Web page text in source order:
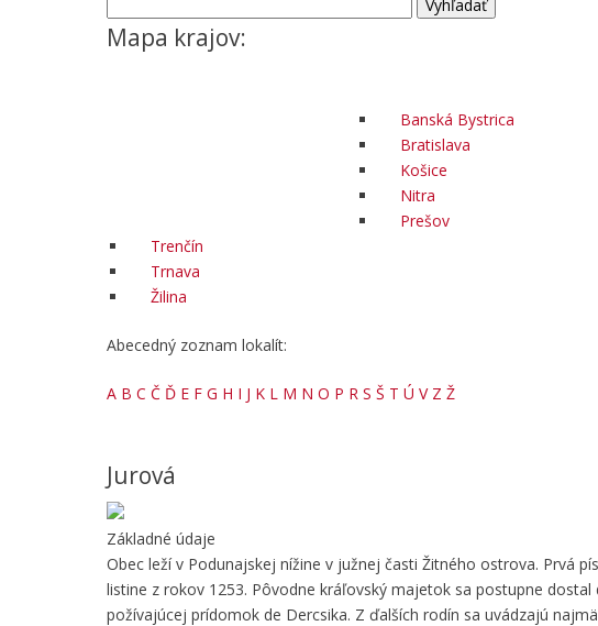
Mapa krajov:
Banská Bystrica
Bratislava
Košice
Nitra
Prešov
Trenčín
Trnava
Žilina
Abecedný zoznam lokalít:
A B C Č Ď E F G H I J K L M N O P R S Š T Ú V Z Ž
Jurová
Základné údaje
Obec leží v Podunajskej nížine v južnej časti Žitného ostrova. Prvá
listine z rokov 1253. Pôvodne kráľovský majetok sa postupne
požívajúcej prídomok de Dercsika. Z ďalších rodín sa uvádzajú